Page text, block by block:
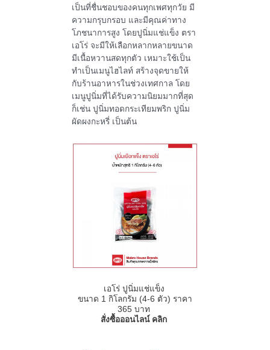
เป็นที่ชื่นชอบของคนทุกเพศทุกวัย มี
ความกรุบกรอบ และมีคุณค่าทาง
โภชนาการสูง โดยปูนิ่มแช่แข็ง ตรา
เอโร่ จะมีให้เลือกหลากหลายขนาด
มีเนื้อหวานสดทุกตัว เหมาะใช้เป็น
ทำเป็นเมนูไฮไลท์ สร้างจุดขายให้
กับร้านอาหารในช่วงเทศกาล โดย
เมนูปูนิ่มที่ได้รับความนิยมมากที่สุด
ก็เช่น ปูนิ่มทอดกระเทียมพริก ปูนิ่ม
ผัดผงกะหรี่ เป็นต้น
เอโร่ ปูนิ่มแช่แข็ง
ขนาด 1 กิโลกรัม (4-6 ตัว) ราคา
365 บาท
สั่งซื้อออนไลน์ คลิก